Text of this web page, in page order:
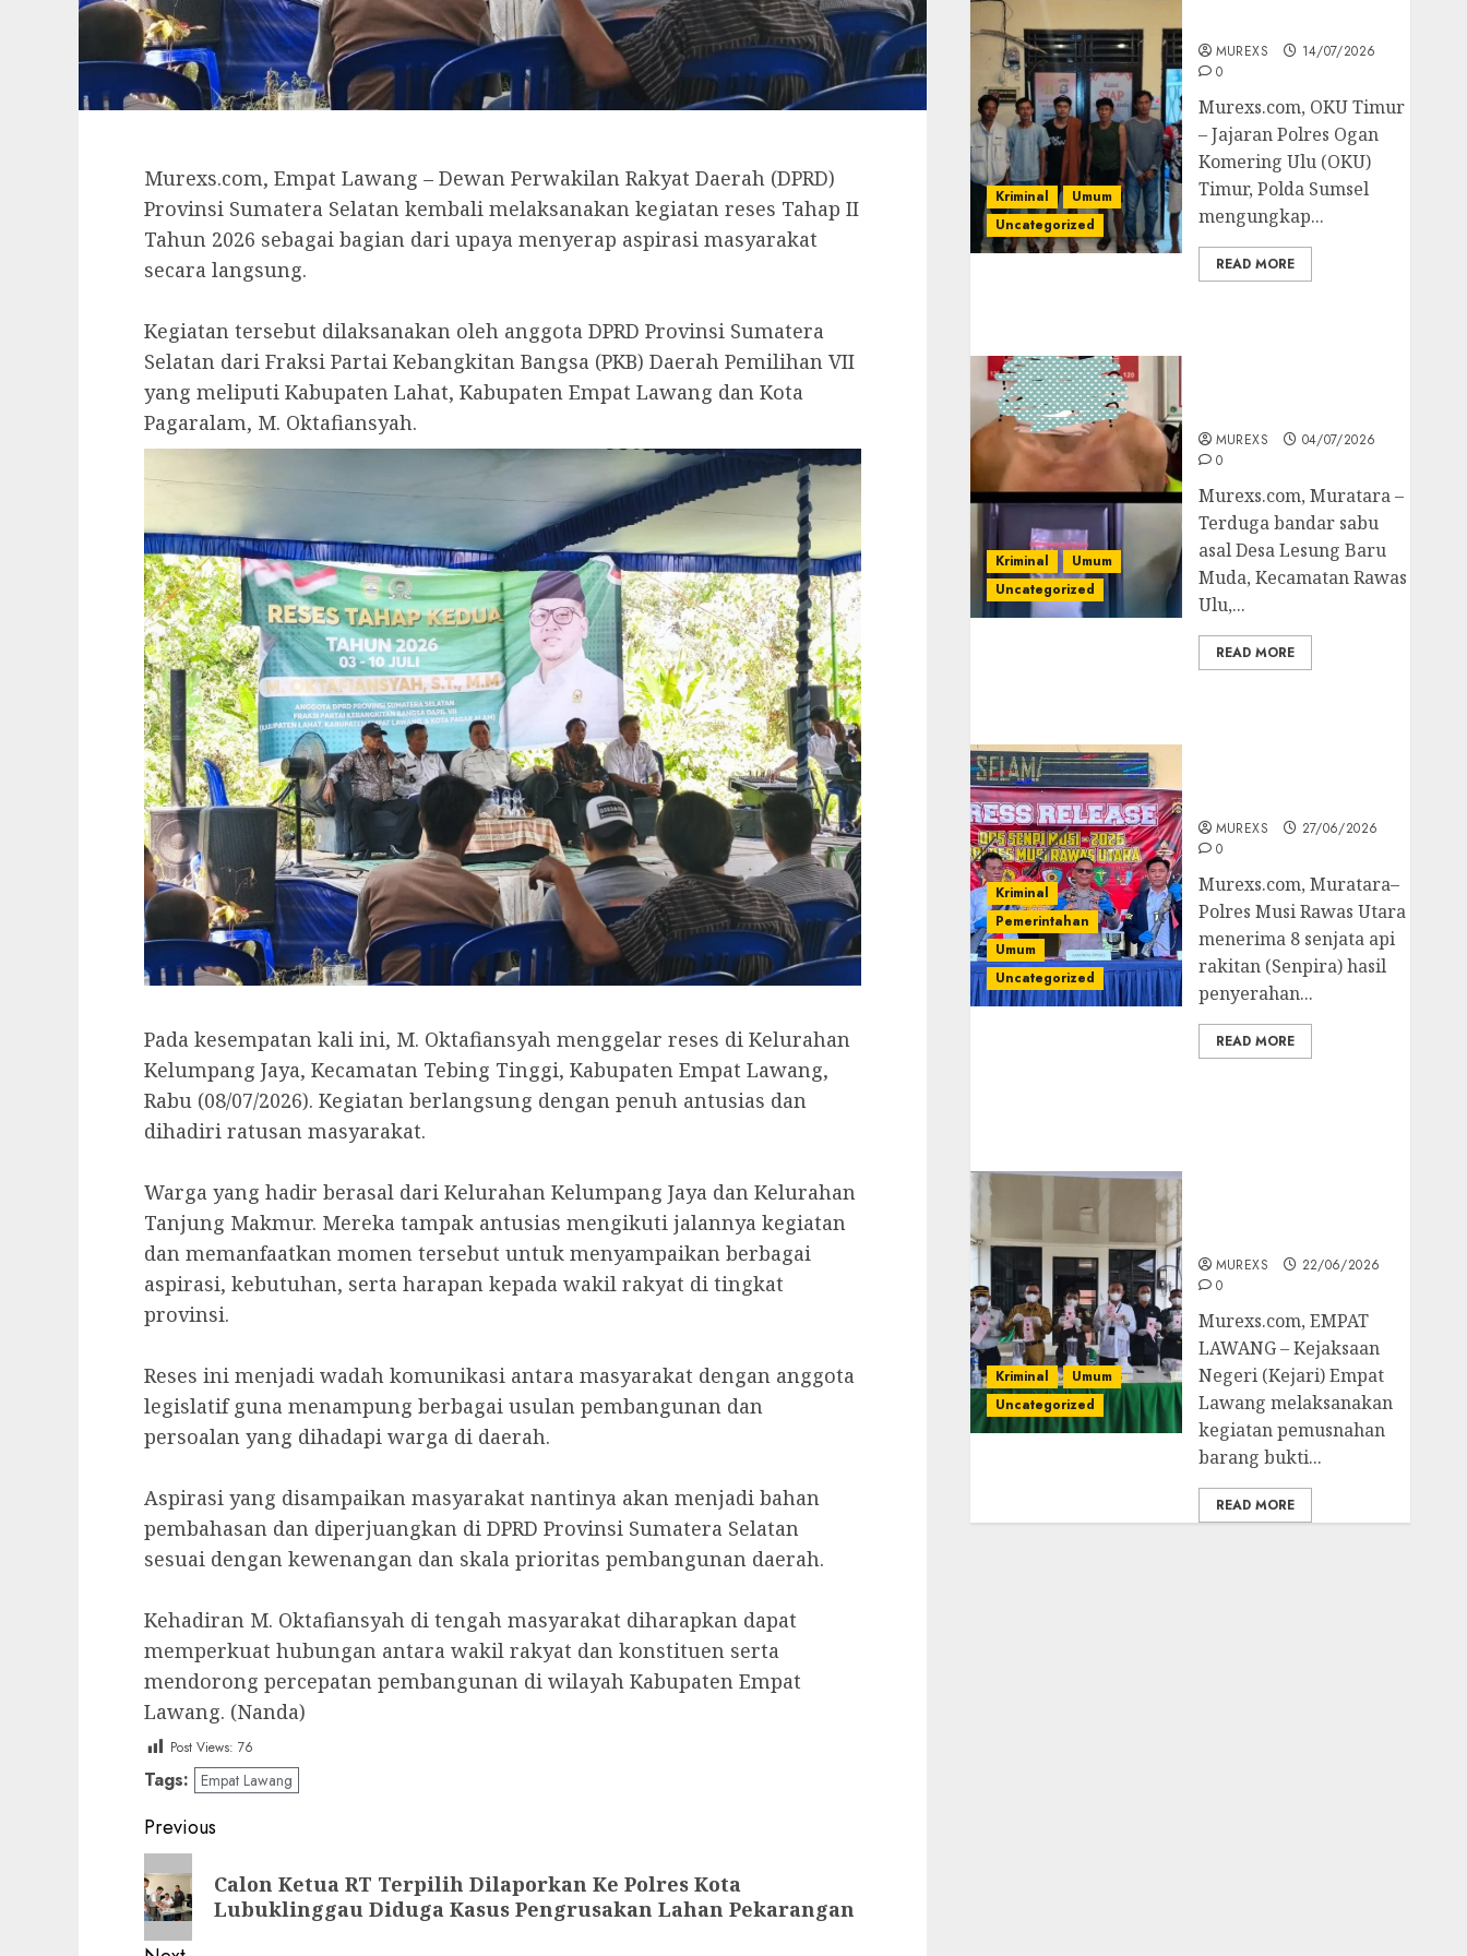
Murexs.com, Empat Lawang – Dewan Perwakilan Rakyat Daerah (DPRD)
Provinsi Sumatera Selatan kembali melaksanakan kegiatan reses Tahap II
Tahun 2026 sebagai bagian dari upaya menyerap aspirasi masyarakat
secara langsung.
‎Kegiatan tersebut dilaksanakan oleh anggota DPRD Provinsi Sumatera
Selatan dari Fraksi Partai Kebangkitan Bangsa (PKB) Daerah Pemilihan VII
yang meliputi Kabupaten Lahat, Kabupaten Empat Lawang dan Kota
Pagaralam, M. Oktafiansyah.
‎Pada kesempatan kali ini, M. Oktafiansyah menggelar reses di Kelurahan
Kelumpang Jaya, Kecamatan Tebing Tinggi, Kabupaten Empat Lawang,
Rabu (08/07/2026). Kegiatan berlangsung dengan penuh antusias dan
dihadiri ratusan masyarakat.
‎Warga yang hadir berasal dari Kelurahan Kelumpang Jaya dan Kelurahan
Tanjung Makmur. Mereka tampak antusias mengikuti jalannya kegiatan
dan memanfaatkan momen tersebut untuk menyampaikan berbagai
aspirasi, kebutuhan, serta harapan kepada wakil rakyat di tingkat
provinsi.
‎Reses ini menjadi wadah komunikasi antara masyarakat dengan anggota
legislatif guna menampung berbagai usulan pembangunan dan
persoalan yang dihadapi warga di daerah.
‎Aspirasi yang disampaikan masyarakat nantinya akan menjadi bahan
pembahasan dan diperjuangkan di DPRD Provinsi Sumatera Selatan
sesuai dengan kewenangan dan skala prioritas pembangunan daerah.
‎Kehadiran M. Oktafiansyah di tengah masyarakat diharapkan dapat
memperkuat hubungan antara wakil rakyat dan konstituen serta
mendorong percepatan pembangunan di wilayah Kabupaten Empat
Lawang. (Nanda)
Post Views: 76
Tags: Empat Lawang
Post
navigation
Previous
Previous
post:
Calon Ketua RT Terpilih Dilaporkan Ke Polres Kota
Lubuklinggau Diduga Kasus Pengrusakan Lahan Pekarangan
Kriminal
Umum
Uncategorized
MUREXS
14/07/2026
0
Murexs.com, OKU Timur
– Jajaran Polres Ogan
Komering Ulu (OKU)
Timur, Polda Sumsel
mengungkap...
READ MORE
Kriminal
Umum
Uncategorized
MUREXS
04/07/2026
0
Murexs.com, Muratara –
Terduga bandar sabu
asal Desa Lesung Baru
Muda, Kecamatan Rawas
Ulu,...
READ MORE
Kriminal
Pemerintahan
Umum
Uncategorized
MUREXS
27/06/2026
0
Murexs.com, Muratara–
Polres Musi Rawas Utara
menerima 8 senjata api
rakitan (Senpira) hasil
penyerahan...
READ MORE
Kriminal
Umum
Uncategorized
MUREXS
22/06/2026
0
‎Murexs.com, EMPAT
LAWANG – Kejaksaan
Negeri (Kejari) Empat
Lawang melaksanakan
kegiatan pemusnahan
barang bukti...
READ MORE